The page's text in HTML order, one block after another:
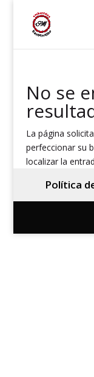
No se
La página
perfeccionar su
localizar la
Política